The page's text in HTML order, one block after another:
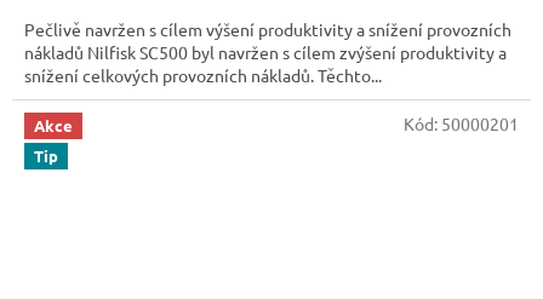
Pečlivě navržen s cílem výšení produktivity a snížení provozních
nákladů Nilfisk SC500 byl navržen s cílem zvýšení produktivity a
snížení celkových provozních nákladů. Těchto...
Akce
Tip
Kód: 50000201